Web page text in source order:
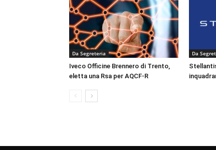
Da Segreteria
Iveco Officine Brennero di Trento,
eletta una Rsa per AQCF-R
Da